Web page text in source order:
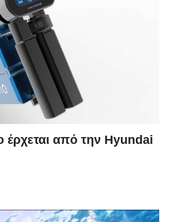
έρχεται από την Hyundai